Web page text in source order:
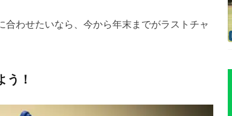
わせたいなら、今から年末までがラストチャ
！